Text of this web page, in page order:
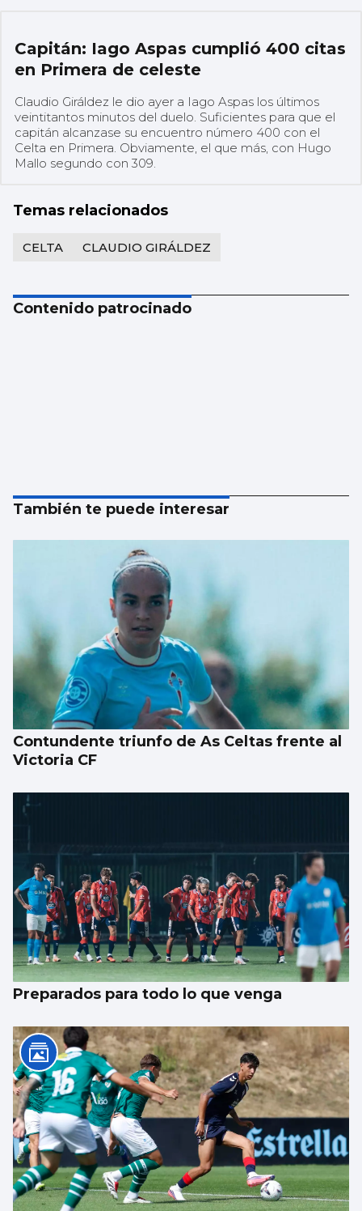
Capitán: Iago Aspas cumplió 400 citas
en Primera de celeste
Claudio Giráldez le dio ayer a Iago Aspas los últimos
veintitantos minutos del duelo. Suficientes para que el
capitán alcanzase su encuentro número 400 con el
Celta en Primera. Obviamente, el que más, con Hugo
Mallo segundo con 309.
Temas relacionados
CELTA CLAUDIO GIRÁLDEZ
Contenido patrocinado
También te puede interesar
Contundente triunfo de As Celtas frente al
Victoria CF
Preparados para todo lo que venga